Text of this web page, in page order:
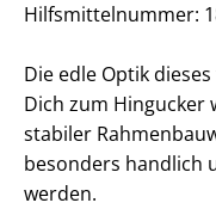
Hilfsmittelnummer:
Die edle Optik
Dich zum Hingucker
stabiler
besonders handlich
werden.